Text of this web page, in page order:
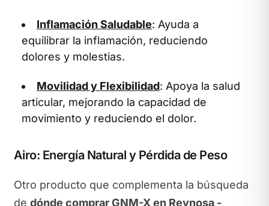
Inflamación Saludable: Ayuda a
equilibrar la inflamación, reduciendo
dolores y molestias.
Movilidad y Flexibilidad: Apoya la salud
articular, mejorando la capacidad de
movimiento y reduciendo el dolor.
Airo: Energía Natural y Pérdida de Peso
Otro producto que complementa la búsqueda
de dónde comprar GNM-X en Reynosa -